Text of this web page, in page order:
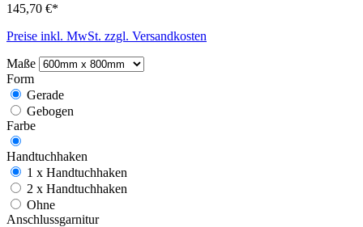
145,70 €*
Preise inkl. MwSt. zzgl. Versandkosten
Maße
Form
Gerade
Gebogen
Farbe
Handtuchhaken
1 x Handtuchhaken
2 x Handtuchhaken
Ohne
Anschlussgarnitur